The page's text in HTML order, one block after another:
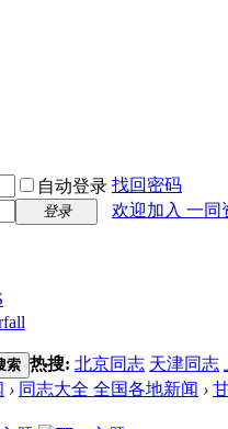
自动登录 找回密码
登录
欢迎加入 一同
索 热搜: 北京同志 天津同志
› 同志大全 全国各地新闻 ›